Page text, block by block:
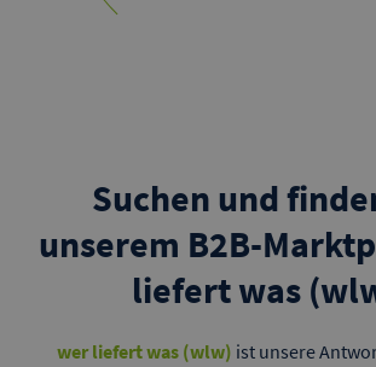
Suchen und
unserem B2B-
liefert was
wer liefert was (wlw) ist unsere